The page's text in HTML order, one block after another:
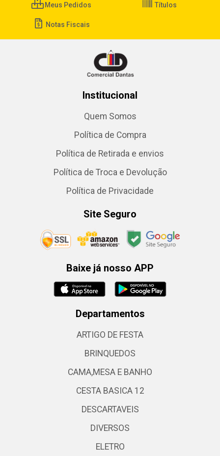
Meus Pedidos Títulos
Notas Fiscais
Institucional
Quem Somos
Política de Compra
Política de Retirada e envios
Política de Troca e Devolução
Política de Privacidade
Site Seguro
Baixe já nosso APP
Departamentos
ARTIGO DE FESTA
BRINQUEDOS
CAMA,MESA E BANHO
CESTA BASICA 12
DESCARTAVEIS
DIVERSOS
ELETRO